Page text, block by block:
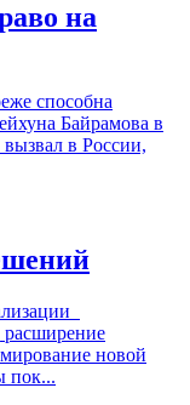
на
способна
Байрамова в
в России,
новой
пок...